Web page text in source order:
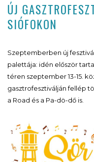
ÚJ
SIÓFOKON
Szeptemberben új
palettája: idén először
téren szeptember 13-15.
gasztrofesztiválján fellép
a Road és a Pa-dö-dő is.